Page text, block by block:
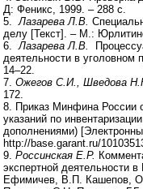
Д: Феникс, 1999. – 288 с.
5.Лазарева Л.В.
делу [Текст]. – М.:
6.Лазарева Л.В.
деятельности в уголовном
14–22.
7. Ожегов С.И., Шведова
172.
8. Приказ Минфина России
указаний по
дополнениями)
http://base.garant.ru/
9. Россинская Е.Р.
экспертной деятельности
Ефимичев, В.П. Кашепов,